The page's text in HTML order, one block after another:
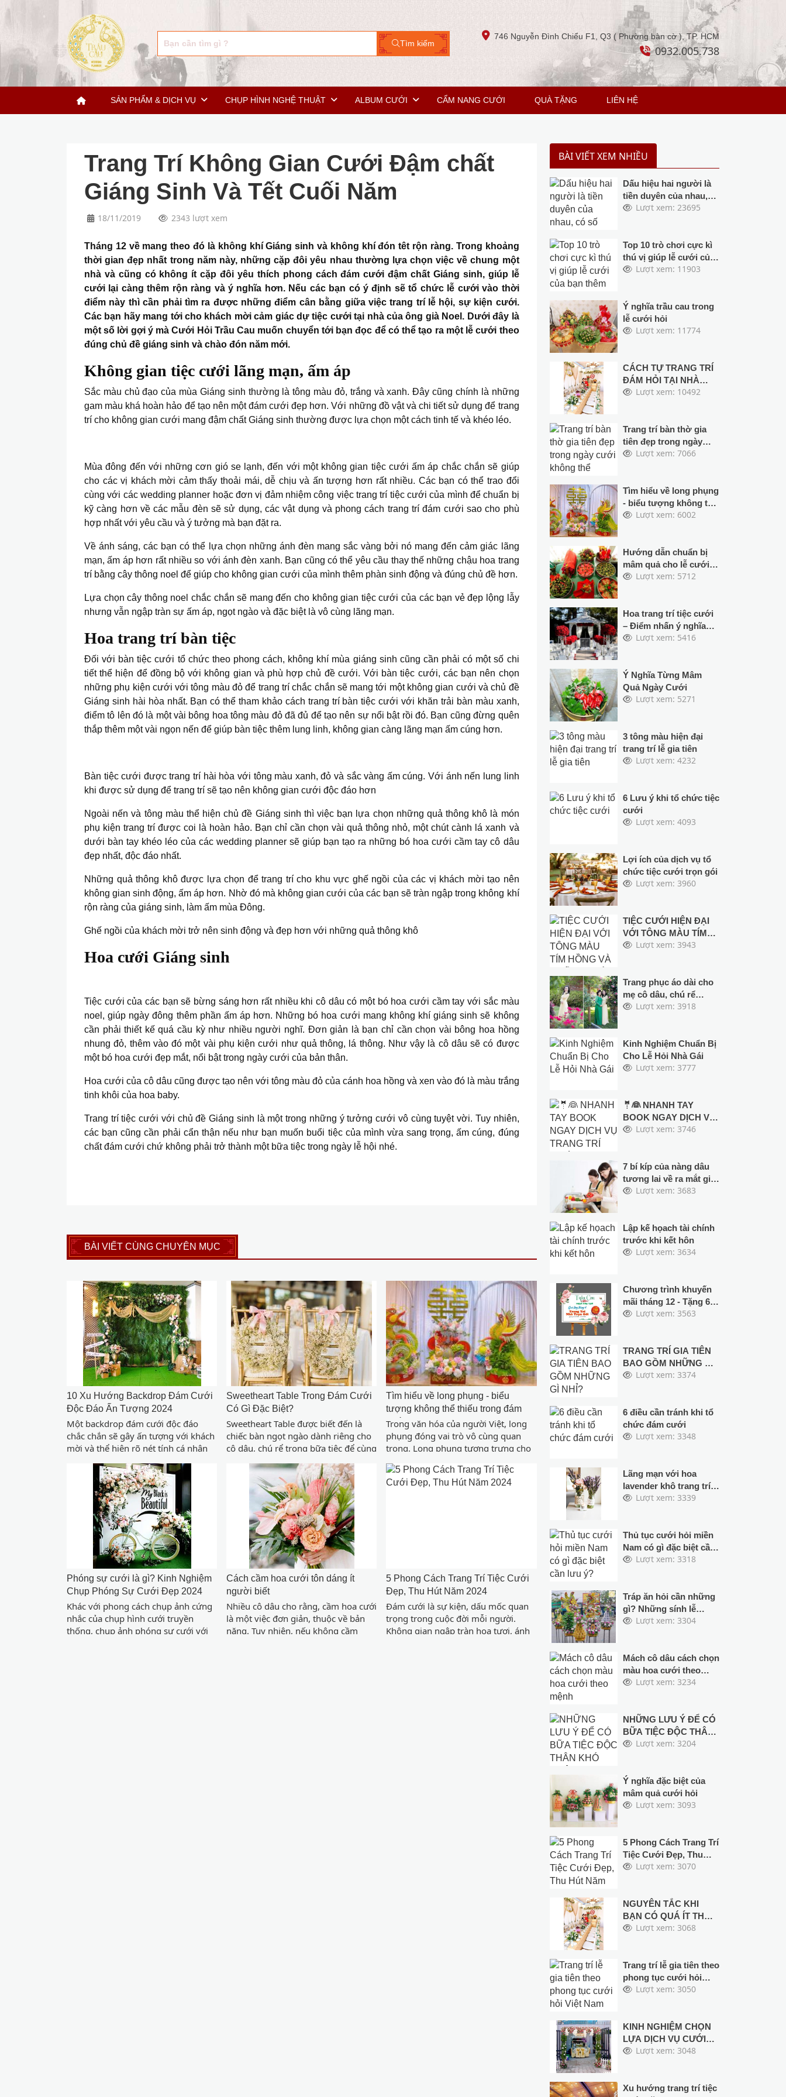
Tìm kiếm
746 Nguyễn Đình Chiểu F1, Q3 ( Phường bàn cờ ), TP. HCM
0932.005.738
SẢN PHẨM & DỊCH VỤ CHỤP HÌNH NGHỆ THUẬT ALBUM CƯỚI CẨM NANG CƯỚI QUÀ TẶNG LIÊN HỆ
Trang Trí Không Gian Cưới Đậm chất
Giáng Sinh Và Tết Cuối Năm
18/11/2019 2343 lượt xem
Tháng 12 về mang theo đó là không khí Giáng sinh và không khí đón têt rộn ràng. Trong khoảng
thời gian đẹp nhất trong năm này, những cặp đôi yêu nhau thường lựa chọn việc về chung một
nhà và cũng có không ít cặp đôi yêu thích phong cách đám cưới đậm chất Giáng sinh, giúp lễ
cưới lại càng thêm rộn ràng và ý nghĩa hơn. Nếu các bạn có ý định sẽ tổ chức lễ cưới vào thời
điểm này thì cần phải tìm ra được những điểm cân bằng giữa việc trang trí lễ hội, sự kiện cưới.
Các bạn hãy mang tới cho khách mời cảm giác dự tiệc cưới tại nhà của ông già Noel. Dưới đây là
một số lời gợi ý mà Cưới Hỏi Trầu Cau muốn chuyển tới bạn đọc để có thể tạo ra một lễ cưới theo
đúng chủ đề giáng sinh và chào đón năm mới.
Không gian tiệc cưới lãng mạn, ấm áp
Sắc màu chủ đạo của mùa Giáng sinh thường là tông màu đỏ, trắng và xanh. Đây cũng chính là những
gam màu khá hoàn hảo để tạo nên một đám cưới đẹp hơn. Với những đồ vật và chi tiết sử dụng để trang
trí cho không gian cưới mang đậm chất Giáng sinh thường được lựa chọn một cách tinh tế và khéo léo.
Mùa đông đến với những cơn gió se lạnh, đến với một không gian tiệc cưới ấm áp chắc chắn sẽ giúp
cho các vị khách mời cảm thấy thoải mái, dễ chịu và ấn tượng hơn rất nhiều. Các bạn có thể trao đổi
cùng với các wedding planner hoặc đơn vị đảm nhiệm công việc trang trí tiệc cưới của mình để chuẩn bị
kỹ càng hơn về các mẫu đèn sẽ sử dụng, các vật dụng và phong cách trang trí đám cưới sao cho phù
hợp nhất với yêu cầu và ý tưởng mà bạn đặt ra.
Về ánh sáng, các bạn có thể lựa chọn những ánh đèn mang sắc vàng bởi nó mang đến cảm giác lãng
mạn, ấm áp hơn rất nhiều so với ánh đèn xanh. Bạn cũng có thể yêu cầu thay thế những chậu hoa trang
trí bằng cây thông noel để giúp cho không gian cưới của mình thêm phàn sinh động và đúng chủ đề hơn.
Lựa chọn cây thông noel chắc chắn sẽ mang đến cho không gian tiệc cưới của các bạn vẻ đẹp lộng lẫy
nhưng vẫn ngập tràn sự ấm áp, ngọt ngào và đặc biệt là vô cùng lãng mạn.
Hoa trang trí bàn tiệc
Đối với bàn tiệc cưới tổ chức theo phong cách, không khí mùa giáng sinh cũng cần phải có một số chi
tiết thể hiện để đồng bộ với không gian và phù hợp chủ đề cưới. Với bàn tiệc cưới, các bạn nên chọn
những phụ kiện cưới với tông màu đỏ để trang trí chắc chắn sẽ mang tới một không gian cưới và chủ đề
Giáng sinh hài hòa nhất. Bạn có thể tham khảo cách trang trí bàn tiệc cưới với khăn trải bàn màu xanh,
điểm tô lên đó là một vài bông hoa tông màu đỏ đã đủ để tạo nên sự nổi bật rồi đó. Bạn cũng đừng quên
thắp thêm một vài ngọn nến để giúp bàn tiệc thêm lung linh, không gian càng lãng mạn ấm cúng hơn.
Bàn tiệc cưới được trang trí hài hòa với tông màu xanh, đỏ và sắc vàng ấm cúng. Với ánh nến lung linh
khi được sử dụng để trang trí sẽ tạo nên không gian cưới độc đáo hơn
Ngoài nến và tông màu thể hiện chủ đề Giáng sinh thì việc bạn lựa chọn những quả thông khô là món
phụ kiện trang trí được coi là hoàn hảo. Bạn chỉ cần chọn vài quả thông nhỏ, một chút cành lá xanh và
dưới bàn tay khéo léo của các wedding planner sẽ giúp bạn tạo ra những bó hoa cưới cầm tay cô dâu
đẹp nhất, độc đáo nhất.
Những quả thông khô được lựa chọn để trang trí cho khu vực ghế ngồi của các vị khách mời tạo nên
không gian sinh động, ấm áp hơn. Nhờ đó mà không gian cưới của các bạn sẽ tràn ngập trong không khí
rộn ràng của giáng sinh, làm ấm mùa Đông.
Ghế ngồi của khách mời trở nên sinh động và đẹp hơn với những quả thông khô
Hoa cưới Giáng sinh
Tiệc cưới của các bạn sẽ bừng sáng hơn rất nhiều khi cô dâu có một bó hoa cưới cầm tay với sắc màu
noel, giúp ngày đông thêm phần ấm áp hơn. Những bó hoa cưới mang không khí giáng sinh sẽ không
cần phải thiết kế quá cầu kỳ như nhiều người nghĩ. Đơn giản là bạn chỉ cần chọn vài bông hoa hồng
nhung đỏ, thêm vào đó một vài phụ kiện cưới như quả thông, lá thông. Như vậy là cô dâu sẽ có được
một bó hoa cưới đẹp mắt, nổi bật trong ngày cưới của bản thân.
Hoa cưới của cô dâu cũng được tạo nên với tông màu đỏ của cánh hoa hồng và xen vào đó là màu trắng
tinh khôi của hoa baby.
Trang trí tiệc cưới với chủ đề Giáng sinh là một trong những ý tưởng cưới vô cùng tuyệt vời. Tuy nhiên,
các bạn cũng cần phải cẩn thận nếu như bạn muốn buổi tiệc của mình vừa sang trọng, ấm cúng, đúng
chất đám cưới chứ không phải trở thành một bữa tiệc trong ngày lễ hội nhé.
BÀI VIẾT CÙNG CHUYÊN MỤC
10 Xu Hướng Backdrop Đám Cưới
Độc Đáo Ấn Tượng 2024
Một backdrop đám cưới độc đáo
chắc chắn sẽ gây ấn tượng với khách
mời và thể hiện rõ nét tính cá nhân
hóa của cô dâu chú rể trong xu
hướng đám cưới ngày nay. Cùng
Cưới hỏi Việt Nam khám phá ngay
10 xu hướng backdrop đám cưới
dành cho đám cưới tương lai của
Sweetheart Table Trong Đám Cưới
Có Gì Đặc Biệt?
Sweetheart Table được biết đến là
chiếc bàn ngọt ngào dành riêng cho
cô dâu, chú rể trong bữa tiệc để cùng
ngồi ăn và trò chuyện với khách dự
tiệc cưới. Đây sẽ là một xu hướng
mới cho xu hướng đám cưới hiện đại
với cô dâu chú rể tại Việt Nam.
Tìm hiểu về long phụng - biểu
tượng không thể thiếu trong đám
cưới.
Trong văn hóa của người Việt, long
phụng đóng vai trò vô cùng quan
trọng. Long phụng tượng trưng cho
đôi uyên ương , theo truyền thuyết
cặp đôi này lúc nào cũng bên
nhau. Cặp đôi này không chỉ mang ý
Phóng sự cưới là gì? Kinh Nghiệm
Chụp Phóng Sự Cưới Đẹp 2024
Khác với phong cách chụp ảnh cứng
nhắc của chụp hình cưới truyền
thống, chụp ảnh phóng sự cưới với
Cách cầm hoa cưới tôn dáng ít
người biết
Nhiều cô dâu cho rằng, cầm hoa cưới
là một việc đơn giản, thuộc về bản
năng. Tuy nhiên, nếu không cầm
5 Phong Cách Trang Trí Tiệc Cưới
Đẹp, Thu Hút Năm 2024
Đám cưới là sự kiện, dấu mốc quan
trọng trong cuộc đời mỗi người.
Không gian ngập tràn hoa tươi, ánh
BÀI VIẾT XEM NHIỀU
Dấu hiệu hai người là
tiền duyên của nhau,
có số thành vợ chồng,
Lượt xem: 23695
Top 10 trò chơi cực kì
thú vị giúp lễ cưới của
bạn thêm phần sinh
Lượt xem: 11903
Ý nghĩa trầu cau trong
lễ cưới hỏi
Lượt xem: 11774
CÁCH TỰ TRANG TRÍ
ĐÁM HỎI TẠI NHÀ
ĐƠN GIẢN MÀ ĐẸP
Lượt xem: 10492
Trang trí bàn thờ gia
tiên đẹp trong ngày
cưới không thể không
Lượt xem: 7066
Tìm hiểu về long phụng
- biểu tượng không thể
thiếu trong đám cưới.
Lượt xem: 6002
Hướng dẫn chuẩn bị
mâm quả cho lễ cưới
hỏi Lượt xem: 5712
Hoa trang trí tiệc cưới
– Điểm nhấn ý nghĩa
ngày uyên ương kết
Lượt xem: 5416
Ý Nghĩa Từng Mâm
Quả Ngày Cưới
Lượt xem: 5271
3 tông màu hiện đại
trang trí lễ gia tiên
Lượt xem: 4232
6 Lưu ý khi tổ chức tiệc
cưới
Lượt xem: 4093
Lợi ích của dịch vụ tổ
chức tiệc cưới trọn gói
Lượt xem: 3960
TIỆC CƯỚI HIỆN ĐẠI
VỚI TÔNG MÀU TÍM
HỒNG VÀ NHỮNG
Lượt xem: 3943
Trang phục áo dài cho
mẹ cô dâu, chú rể
trong ngày cưới hỏi
Lượt xem: 3918
Kinh Nghiệm Chuẩn Bị
Cho Lễ Hỏi Nhà Gái
Lượt xem: 3777
🤵👰 NHANH TAY
BOOK NGAY DỊCH VỤ
TRANG TRÍ CƯỚI
HƯỞNG ƯU ĐÃI LỚN
CHO MÙA CƯỚI 2024
& 2025
Lượt xem: 3746
7 bí kíp của nàng dâu
tương lai về ra mắt gia
đình bạn trai
Lượt xem: 3683
Lập kế họach tài chính
trước khi kết hôn
Lượt xem: 3634
Chương trình khuyến
mãi tháng 12 - Tặng 6
bộ áo dài bê quả
Lượt xem: 3563
TRANG TRÍ GIA TIÊN
BAO GỒM NHỮNG GÌ
NHỈ?Lượt xem: 3374
6 điều cần tránh khi tổ
chức đám cưới
Lượt xem: 3348
Lãng mạn với hoa
lavender khô trang trí
cho đám cưới
Lượt xem: 3339
Thủ tục cưới hỏi miền
Nam có gì đặc biệt cần
lưu ý?Lượt xem: 3318
Tráp ăn hỏi cần những
gì? Những sính lễ
không thể thiếu
Lượt xem: 3304
Mách cô dâu cách chọn
màu hoa cưới theo
mệnhLượt xem: 3234
NHỮNG LƯU Ý ĐỂ CÓ
BỮA TIỆC ĐỘC THÂN
KHÓ QUÊN
Lượt xem: 3204
Ý nghĩa đặc biệt của
mâm quả cưới hỏi
Lượt xem: 3093
5 Phong Cách Trang Trí
Tiệc Cưới Đẹp, Thu
Hút Năm 2024
Lượt xem: 3070
NGUYÊN TẮC KHI
BẠN CÓ QUÁ ÍT THỜI
GIAN ĐỂ TỔ CHỨC
Lượt xem: 3068
Trang trí lễ gia tiên theo
phong tục cưới hỏi
Việt Nam
Lượt xem: 3050
KINH NGHIỆM CHỌN
LỰA DỊCH VỤ CƯỚI
HỎI TRỌN GÓI
Lượt xem: 3048
Xu hướng trang trí tiệc